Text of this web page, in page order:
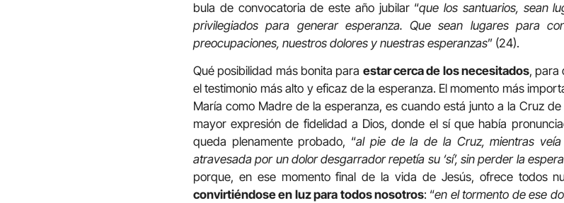
bula de convocatoria de este año jubilar “que los santuarios, sean
privilegiados para generar esperanza. Que sean lugares para
preocupaciones, nuestros dolores y nuestras esperanzas” (24).
Qué posibilidad más bonita para estar cerca de los necesitados, para
el testimonio más alto y eficaz de la esperanza. El momento más
María como Madre de la esperanza, es cuando está junto a la Cruz
mayor expresión de fidelidad a Dios, donde el sí que había
queda plenamente probado, “al pie de la de la Cruz, mientras
atravesada por un dolor desgarrador repetía su ‘sí’, sin perder la
porque, en ese momento final de la vida de Jesús, ofrece todos
convirtiéndose en luz para todos nosotros: “en el tormento de ese